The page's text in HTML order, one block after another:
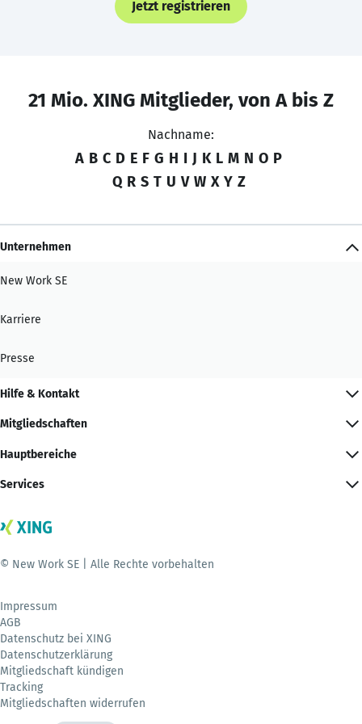
Jetzt registrieren
21 Mio. XING Mitglieder, von A bis Z
Nachname:
A B C D E F G H I J K L M N O P
Q R S T U V W X Y Z
Unternehmen
New Work SE
Karriere
Presse
Hilfe & Kontakt
Mitgliedschaften
Hauptbereiche
Services
© New Work SE | Alle Rechte vorbehalten
Impressum
AGB
Datenschutz bei XING
Datenschutzerklärung
Mitgliedschaft kündigen
Tracking
Mitgliedschaften widerrufen